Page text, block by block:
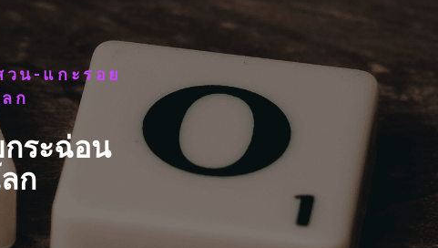
น-แกะรอย
ก
ระฉ่อน
ก